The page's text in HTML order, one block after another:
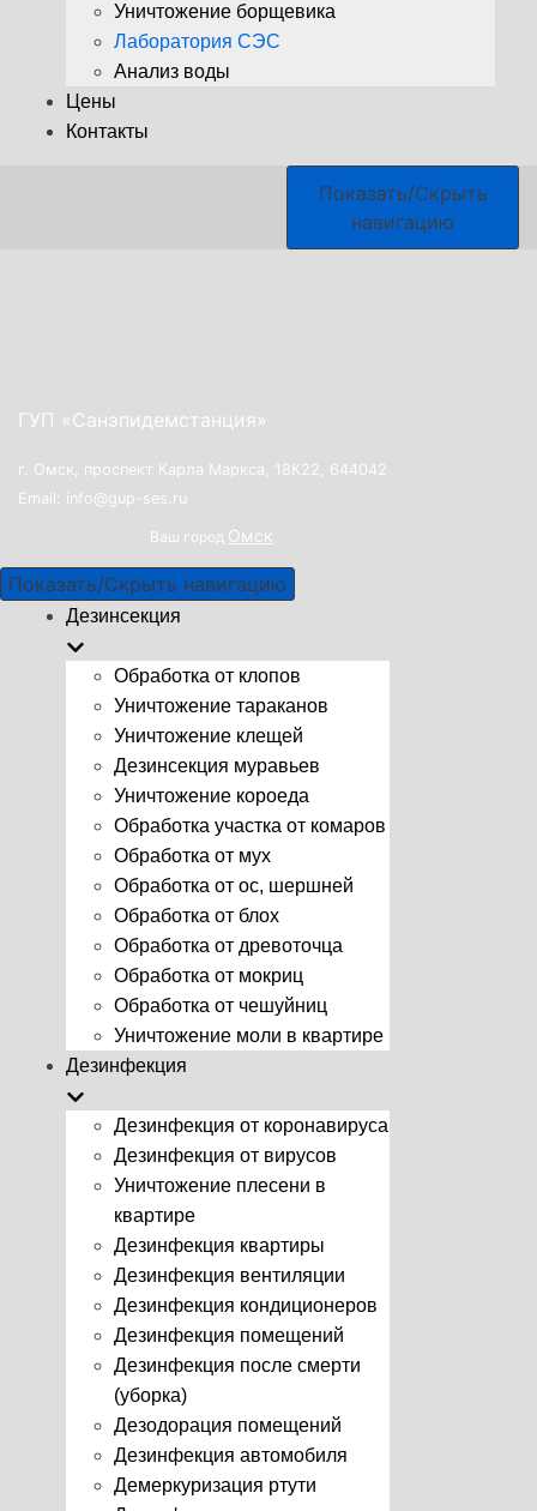
Уничтожение борщевика
Лаборатория СЭС
Анализ воды
Цены
Контакты
Показать/Скрыть
навигацию
ГУП «Санэпидемстанция»
г. Омск, проспект Карла Маркса, 18К22, 644042
Email: info@gup-ses.ru
Ваш город Омск
Показать/Скрыть навигацию
Дезинсекция
Обработка от клопов
Уничтожение тараканов
Уничтожение клещей
Дезинсекция муравьев
Уничтожение короеда
Обработка участка от комаров
Обработка от мух
Обработка от ос, шершней
Обработка от блох
Обработка от древоточца
Обработка от мокриц
Обработка от чешуйниц
Уничтожение моли в квартире
Дезинфекция
Дезинфекция от коронавируса
Дезинфекция от вирусов
Уничтожение плесени в
квартире
Дезинфекция квартиры
Дезинфекция вентиляции
Дезинфекция кондиционеров
Дезинфекция помещений
Дезинфекция после смерти
(уборка)
Дезодорация помещений
Дезинфекция автомобиля
Демеркуризация ртути